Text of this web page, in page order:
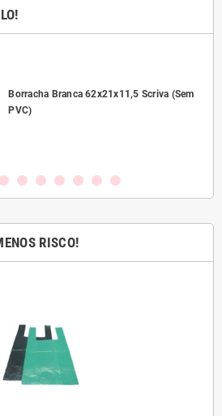
Borracha Branca 62x21x11,5 Scriva (Sem
PVC)
RISCO!